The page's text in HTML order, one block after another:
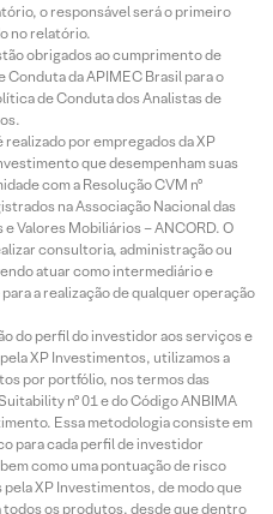
o responsável será o primeiro
no relatório.
obrigados ao cumprimento de
da APIMEC Brasil para o
de Conduta dos Analistas de
por empregados da XP
que desempenham suas
com a Resolução CVM nº
na Associação Nacional das
Valores Mobiliários – ANCORD. O
consultoria, administração ou
atuar como intermediário e
a realização de qualquer operação
do perfil do investidor aos serviços e
XP Investimentos, utilizamos a
por portfólio, nos termos das
nº 01 e do Código ANBIMA
Essa metodologia consiste em
para cada perfil de investidor
como uma pontuação de risco
XP Investimentos, de modo que
os produtos, desde que dentro